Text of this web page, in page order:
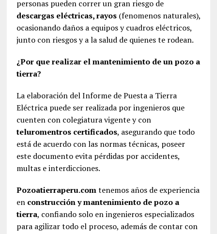
personas pueden correr un gran riesgo de
descargas eléctricas, rayos(fenomenos naturales),
ocasionando daños a equipos y cuadros eléctricos,
junto con riesgos y a la salud de quienes te rodean.
¿Por que realizar el mantenimiento de un pozo a
tierra?
La elaboración del Informe de Puesta a Tierra
Eléctrica puede ser realizada por ingenieros que
cuenten con colegiatura vigente y con
teluromentros certificados, asegurando que todo
está de acuerdo con las normas técnicas, poseer
este documento evita pérdidas por accidentes,
multas e interdicciones.
Pozoatierraperu.comtenemos años de experiencia
en construcción y mantenimiento de pozo a
tierra, confiando solo en ingenieros especializados
para agilizar todo el proceso, además de contar con